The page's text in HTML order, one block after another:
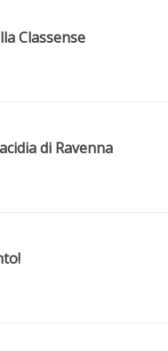
Classense
di Ravenna